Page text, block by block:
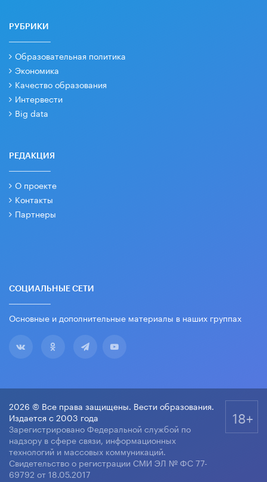
РУБРИКИ
Образовательная политика
Экономика
Качество образования
Интервести
Big data
РЕДАКЦИЯ
О проекте
Контакты
Партнеры
СОЦИАЛЬНЫЕ СЕТИ
Основные и дополнительные материалы в наших группах
2026 © Все права защищены. Вести образования.
Издается с 2003 года
Зарегистрировано Федеральной службой по
надзору в сфере связи, информационных
технологий и массовых коммуникаций.
Свидетельство о регистрации СМИ ЭЛ № ФС 77-
69792 от 18.05.2017
18+